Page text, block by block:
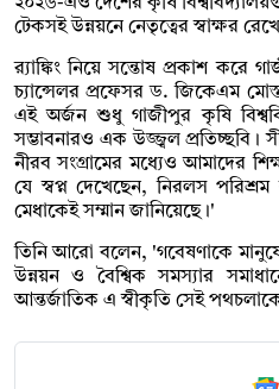
টেকসই উন্নয়নে নেতৃত্বের স্বাক্ষর
র‌্যাঙ্কিং নিয়ে সন্তোষ প্রকাশ করে
চ্যান্সেলর প্রফেসর ড. জিকেএম
এই অর্জন শুধু গাজীপুর কৃষি
সম্ভাবনারও এক উজ্জ্বল প্রতিচ্ছবি।
নীরব সংগ্রামের মধ্যেও আমাদের
যে স্বপ্ন দেখেছেন, নিরলস
মেধাকেই সম্মান জানিয়েছে।'
তিনি আরো বলেন, 'গবেষণাকে
উন্নয়ন ও বৈশ্বিক সমস্যার
আন্তর্জাতিক এ স্বীকৃতি সেই